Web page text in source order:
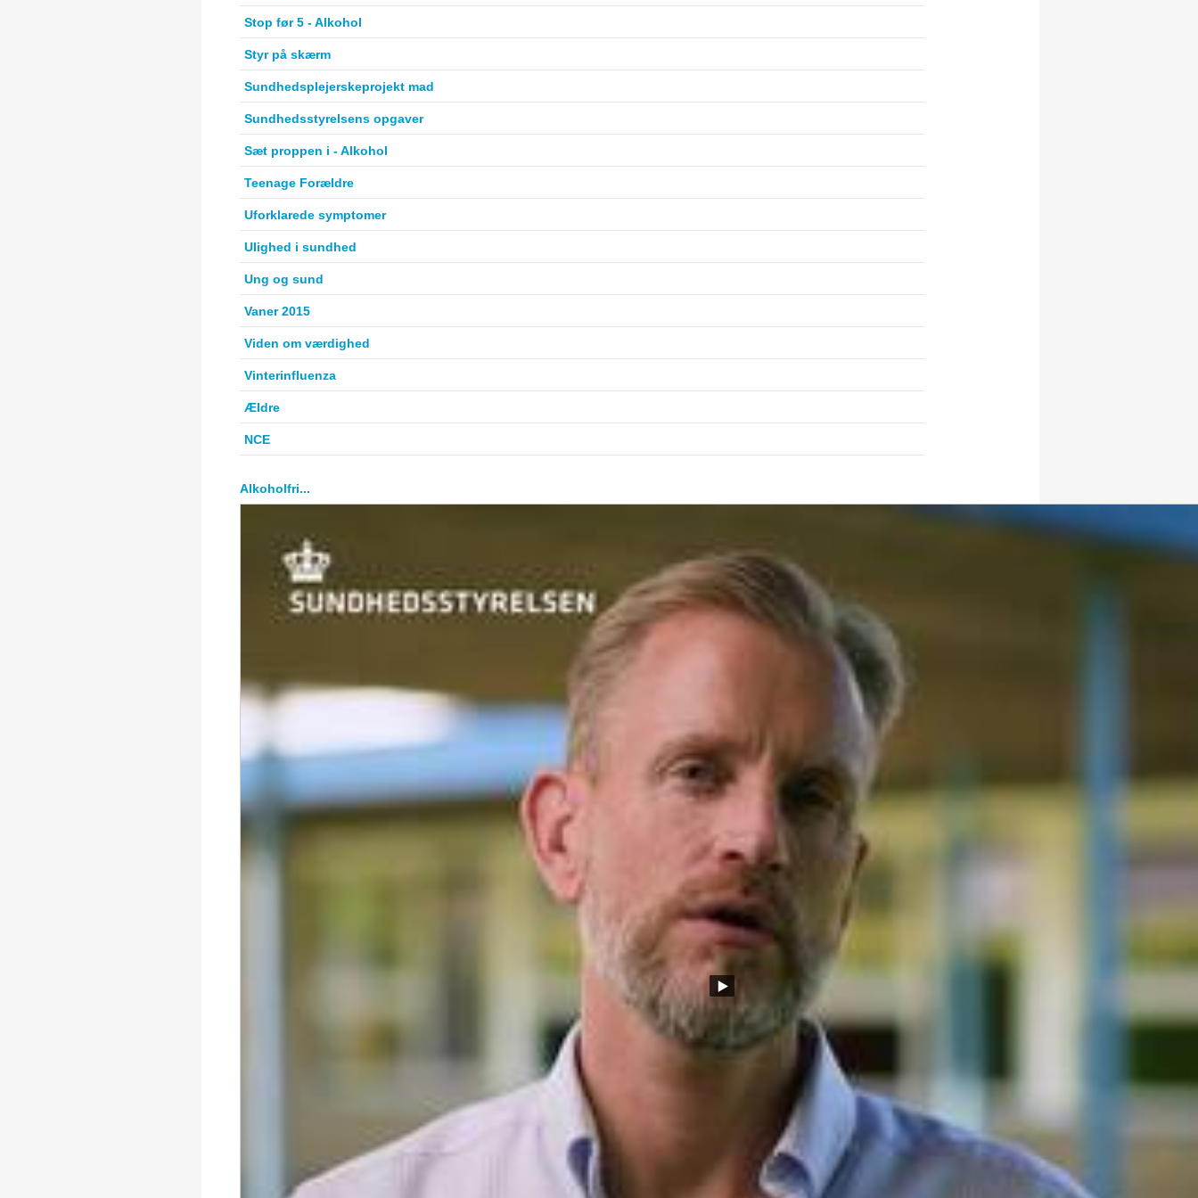
Stop før 5 - Alkohol
Styr på skærm
Sundhedsplejerskeprojekt mad
Sundhedsstyrelsens opgaver
Sæt proppen i - Alkohol
Teenage Forældre
Uforklarede symptomer
Ulighed i sundhed
Ung og sund
Vaner 2015
Viden om værdighed
Vinterinfluenza
Ældre
NCE
Alkoholfri...